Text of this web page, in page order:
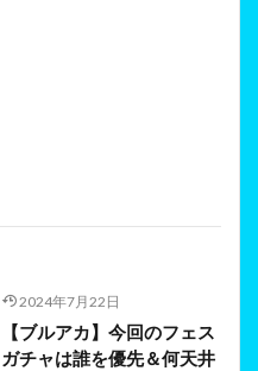
2024年7月22日
【ブルアカ】今回のフェス
ガチャは誰を優先＆何天井